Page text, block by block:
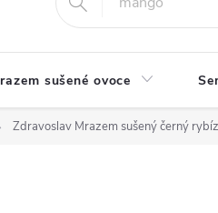
sušené ovoce
Zdravoslav Mrazem sušený černý